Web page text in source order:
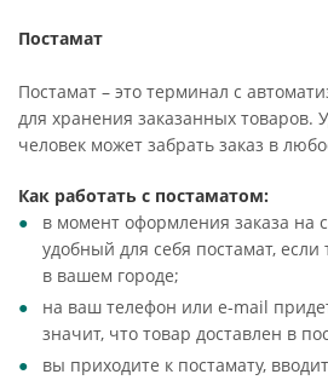
Постамат
Постамат – это терминал с
для хранения заказанных товаров.
человек может забрать заказ в
Как работать с постаматом:
в момент оформления заказа на
удобный для себя постамат, если
в вашем городе;
на ваш телефон или e-mail
значит, что товар доставлен в
вы приходите к постамату,